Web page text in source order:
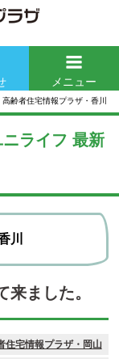
メニュー
閉じる
齢者住宅情報プラザ・香川
ライフ 最新
川
来ました。
住宅情報プラザ・岡山